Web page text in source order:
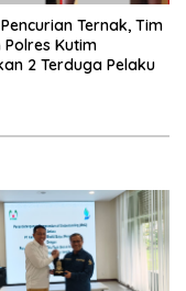
Ternak, Tim
Polres Kutim
2 Terduga Pelaku